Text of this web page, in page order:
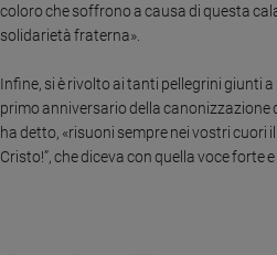
Cultura
spettacoli
Sanremo
2026
Cinema,
coloro che soffrono a causa di questa
solidarietà fraterna».
Infine, si è rivolto ai tanti pellegrini giunti
primo anniversario della canonizzazione
ha detto, «risuoni sempre nei vostri cuori
Cristo!”, che diceva con quella voce forte